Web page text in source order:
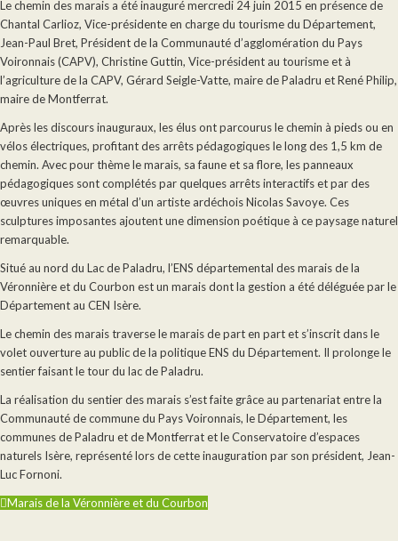
Le chemin des marais a été inauguré mercredi 24 juin 2015 en présence de
Chantal Carlioz, Vice-présidente en charge du tourisme du Département,
Jean-Paul Bret, Président de la Communauté d’agglomération du Pays
Voironnais (CAPV), Christine Guttin, Vice-président au tourisme et à
l’agriculture de la CAPV, Gérard Seigle-Vatte, maire de Paladru et René Philip,
maire de Montferrat.
Après les discours inauguraux, les élus ont parcourus le chemin à pieds ou en
vélos électriques, profitant des arrêts pédagogiques le long des 1,5 km de
chemin. Avec pour thème le marais, sa faune et sa flore, les panneaux
pédagogiques sont complétés par quelques arrêts interactifs et par des
œuvres uniques en métal d’un artiste ardéchois Nicolas Savoye. Ces
sculptures imposantes ajoutent une dimension poétique à ce paysage naturel
remarquable.
Situé au nord du Lac de Paladru, l’ENS départemental des marais de la
Véronnière et du Courbon est un marais dont la gestion a été déléguée par le
Département au CEN Isère.
Le chemin des marais traverse le marais de part en part et s’inscrit dans le
volet ouverture au public de la politique ENS du Département. Il prolonge le
sentier faisant le tour du lac de Paladru.
La réalisation du sentier des marais s’est faite grâce au partenariat entre la
Communauté de commune du Pays Voironnais, le Département, les
communes de Paladru et de Montferrat et le Conservatoire d’espaces
naturels Isère, représenté lors de cette inauguration par son président, Jean-
Luc Fornoni.
Marais de la Véronnière et du Courbon